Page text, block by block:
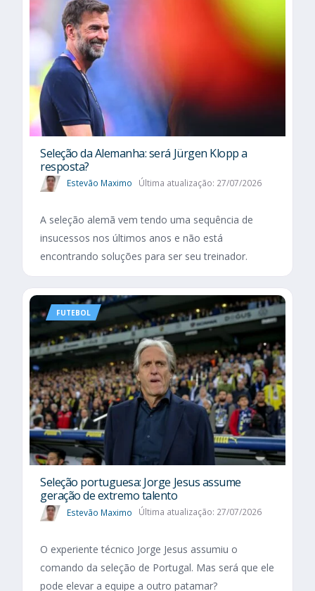
Seleção da Alemanha: será Jürgen Klopp a
resposta?
Estevão Maximo Última atualização: 27/07/2026
A seleção alemã vem tendo uma sequência de
insucessos nos últimos anos e não está
encontrando soluções para ser seu treinador.
FUTEBOL
Seleção portuguesa: Jorge Jesus assume
geração de extremo talento
Estevão Maximo Última atualização: 27/07/2026
O experiente técnico Jorge Jesus assumiu o
comando da seleção de Portugal. Mas será que ele
pode elevar a equipe a outro patamar?